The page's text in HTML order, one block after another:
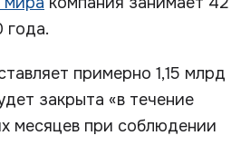
года.
примерно 1,15 млрд
закрыта «в течение
месяцев при соблюдении